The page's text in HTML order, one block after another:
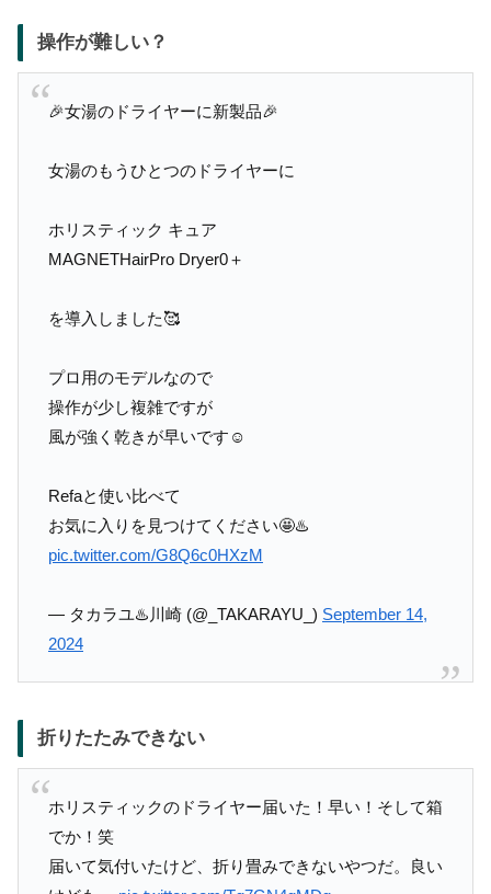
操作が難しい？
🎉女湯のドライヤーに新製品🎉
女湯のもうひとつのドライヤーに
ホリスティック キュア
MAGNETHairPro Dryer0＋
を導入しました🥰
プロ用のモデルなので
操作が少し複雑ですが
風が強く乾きが早いです☺️
Refaと使い比べて
お気に入りを見つけてください🤩♨️
pic.twitter.com/G8Q6c0HXzM
— タカラユ♨️川崎 (@_TAKARAYU_) September 14,
2024
折りたたみできない
ホリスティックのドライヤー届いた！早い！そして箱
でか！笑
届いて気付いたけど、折り畳みできないやつだ。良い